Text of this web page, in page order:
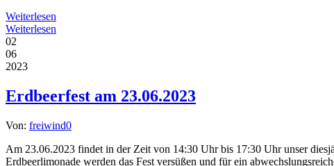
Weiterlesen
Weiterlesen
02
06
2023
Erdbeerfest am 23.06.2023
Von: freiwind0
Am 23.06.2023 findet in der Zeit von 14:30 Uhr bis 17:30 Uhr unser
Erdbeerlimonade werden das Fest versüßen und für ein